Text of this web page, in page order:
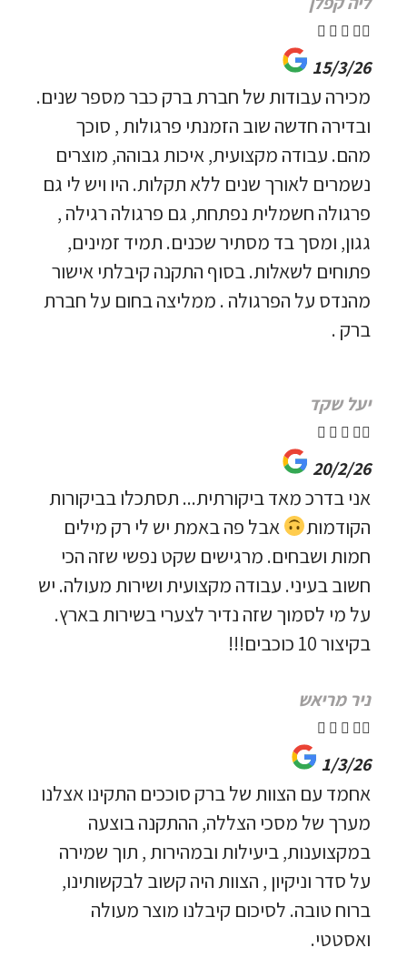
   
15/3/26
מכירה עבודות של חברת ברק כבר מספר שנים.
ובדירה חדשה שוב הזמנתי פרגולות , סוכך
מהם. עבודה מקצועית, איכות גבוהה, מוצרים
נשמרים לאורך שנים ללא תקלות. היו ויש לי גם
פרגולה חשמלית נפתחת, גם פרגולה רגילה ,
גגון, ומסך בד מסתיר שכנים. תמיד זמינים,
פתוחים לשאלות. בסוף התקנה קיבלתי אישור
מהנדס על הפרגולה . ממליצה בחום על חברת
ברק .
יעל שקד
   
20/2/26
אני בדרכ מאד ביקורתית... תסתכלו בביקורות
הקודמות
אבל פה באמת יש לי רק מילים
חמות ושבחים. מרגישים שקט נפשי שזה הכי
חשוב בעיני. עבודה מקצועית ושירות מעולה. יש
על מי לסמוך שזה נדיר לצערי בשירות בארץ.
בקיצור 10 כוכבים!!!
ניר מריאש
   
1/3/26
אחמד עם הצוות של ברק סוככים התקינו אצלנו
מערך של מסכי הצללה, ההתקנה בוצעה
במקצוענות, ביעילות ובמהירות , תוך שמירה
על סדר וניקיון , הצוות היה קשוב לבקשותינו,
ברוח טובה. לסיכום קיבלנו מוצר מעולה
ואסטטי.